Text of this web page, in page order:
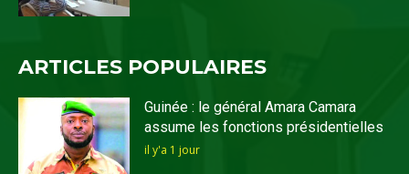
ARTICLES POPULAIRES
Guinée : le général Amara Camara
assume les fonctions présidentielles
il y'a 1 jour